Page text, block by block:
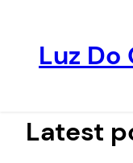
conteúdo
Luz
Latest